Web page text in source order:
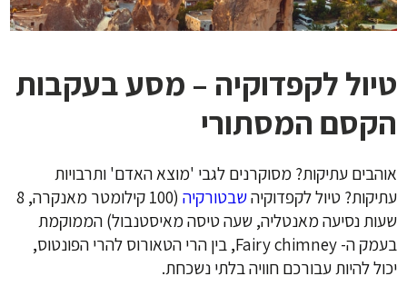
טיול לקפדוקיה – מסע בעקבות
הקסם המסתורי
אוהבים עתיקות? מסוקרנים לגבי 'מוצא האדם' ותרבויות
עתיקות? טיול לקפדוקיהשבטורקיה
(100 קילומטר מאנקרה, 8
שעות נסיעה מאנטליה, שעה טיסה מאיסטנבול) הממוקמת
בעמק ה- Fairy chimney, בין הרי הטאורוס להרי הפונטוס,
יכול להיות עבורכם חוויה בלתי נשכחת.